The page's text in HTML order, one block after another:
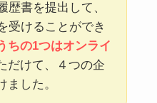
歴書を提出して、
受けることができ
ちの1つはオンライ
だけて、４つの企
ました。